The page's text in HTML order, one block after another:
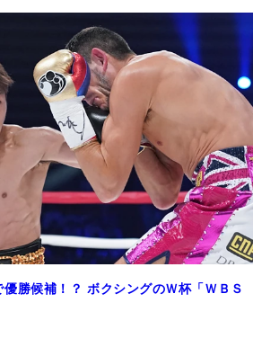
勝候補！？ ボクシングのＷ杯「ＷＢＳ